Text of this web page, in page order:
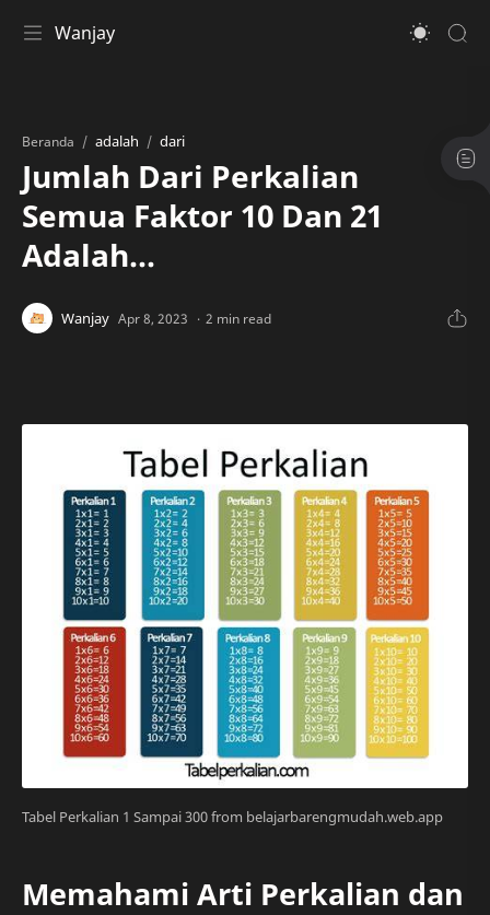
Wanjay
Beranda adalah dari
Jumlah Dari Perkalian
Semua Faktor 10 Dan 21
Adalah...
2 min read
Tabel Perkalian 1 Sampai 300 from belajarbarengmudah.web.app
Memahami Arti Perkalian dan